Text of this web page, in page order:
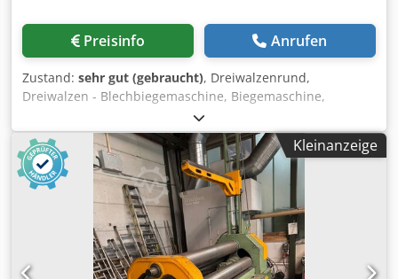
Preisinfo Anrufen
Zustand: sehr gut (gebraucht), Dreiwalzenrund,
Dreiwalzen - Blechbiegemaschine, Biegemaschine,
Blechrundbiegemaschine, 3-Walzen Rundbiegemaschine,
Profilbiegemaschine, Dreiwalzen-Blecheinrollmaschine,
Manuelle Rundbiegemaschine -Rundbiegemaschine: 3-
Walzen Rundbiegemaschine, elektrisch angetrieben -
Biegeverstellung: elektrisch -max. Blechbreite: 2040 mm -
max. Blechstärke: 4 mm -Walzendurchmesser: 150 mm
Dodpfx Ajywzlpenyjwa -Abmessungen: 1080/2880/H1370
mm -Gewicht: 1770 kg
Kleinanzeige